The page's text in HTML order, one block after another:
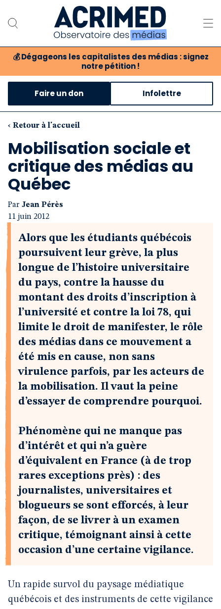
💰 Dégageons les capitalistes des médias : signez
notre pétition !
Notre association
Notre critique des médias
Nos propositions
Notre revue
Boutique
Faire un don Infolettre
‹ Retour à l'accueil
Mobilisation sociale et
critique des médias au
Québec
Par Jean Pérès
11 juin 2012
Alors que les étudiants québécois
poursuivent leur grève, la plus
longue de l’histoire universitaire
du pays, contre la hausse du
montant des droits d’inscription à
l’université et contre la loi 78, qui
limite le droit de manifester, le rôle
des médias dans ce mouvement a
été mis en cause, non sans
virulence parfois, par les acteurs de
la mobilisation. Il vaut la peine
d’essayer de comprendre pourquoi.
Phénomène qui ne manque pas
d’intérêt et qui n’a guère
d’équivalent en France (à de trop
rares exceptions près) : des
journalistes, universitaires et
blogueurs se sont efforcés, à leur
façon, de se livrer à un examen
critique, témoignant ainsi à cette
occasion d’une certaine vigilance.
Un rapide survol du paysage médiatique
québécois et des instruments de cette vigilance